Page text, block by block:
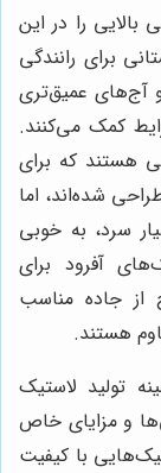
را در این
برای رانندگی
آج‌های عمیق‌تری
کمک می‌کنند.
هستند که برای
شده‌اند، اما
سرد، به خوبی
آفرود برای
از جاده مناسب
هستند.
تولید لاستیک
و مزایای خاص
با کیفیت